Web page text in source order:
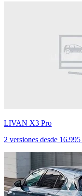
LIVAN X3 Pro
2 versiones desde 16.995